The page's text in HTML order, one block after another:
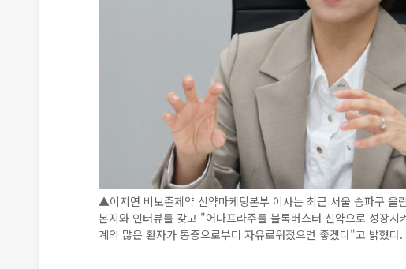
▲이지연 비보존제약 신약마케팅본부 이사는 최근 서울 송파구 올
본지와 인터뷰를 갖고 "어나프라주를 블록버스터 신약으로 성장시
계의 많은 환자가 통증으로부터 자유로워졌으면 좋겠다"고 밝혔